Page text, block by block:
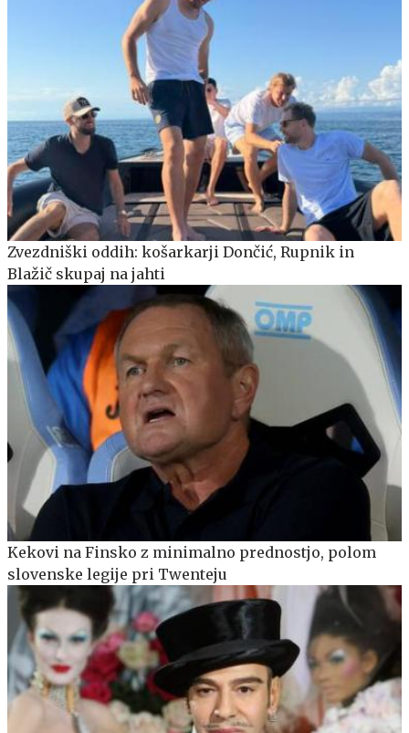
Zvezdniški oddih: košarkarji Dončić, Rupnik in
Blažič skupaj na jahti
Kekovi na Finsko z minimalno prednostjo, polom
slovenske legije pri Twenteju